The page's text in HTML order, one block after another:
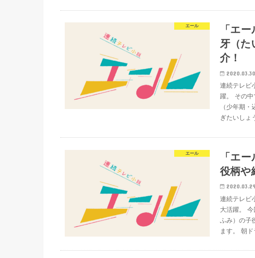
エール
「エ
牙（た
介！
2020.03.30
連続テレビ
躍。 その
（少年期
ぎたいしょ
エール
「エ
役柄や
2020.03.29
連続テレビ
大活躍。
ふみ）の子
ます。 朝